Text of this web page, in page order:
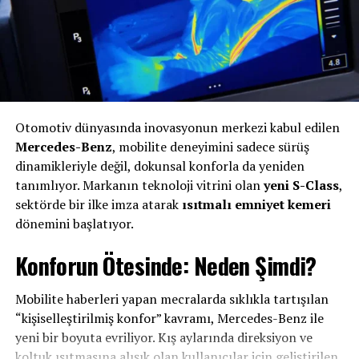
alanı sunacak.
Opel, ekim ayında Paris Otomobil Fuarı’na güçlü bir geri
dönüş yapmaya hazırlanıyor. Marka, en yeni modellerini
benzersiz bir atmosferde sergileyerek ziyaretçilere
etkileyici bir deneyim sunarken, Paris’teki varlığıyla
dikkat çekici ve kapsamlı bir katılıma imza atacak.
Otomotiv sektörünün en önemli uluslararası
organizasyonları arasında yer alan Paris Otomobil Fuarı,
geleceğin mobilite trendlerini ve bu alandaki en yeni
teknolojileri bir araya getiren önemli bir platform
olmayı sürdürüyor. 91’inci kez düzenlenecek fuar, 12–18
Ekim 2026 tarihleri arasında ziyaret edilebilecek. Bir
önceki etkinlik ise 2024 yılında gerçekleştirilmiş ve
yarım milyondan fazla ziyaretçiyi ağırlamıştı.
BENZER İÇERIKLER
Otomotiv dünyasında inovasyonun merkezi kabul edilen
Mercedes-Benz, mobilite deneyimini sadece sürüş
dinamikleriyle değil, dokunsal konforla da yeniden
tanımlıyor. Markanın teknoloji vitrini olanyeni S-Class,
sektörde bir ilke imza atarak ısıtmalı emniyet kemeri
dönemini başlatıyor.
Konforun Ötesinde: Neden Şimdi?
Mobilite haberleri yapan mecralarda sıklıkla tartışılan
“kişiselleştirilmiş konfor” kavramı, Mercedes-Benz ile
yeni bir boyuta evriliyor. Kış aylarında direksiyon ve